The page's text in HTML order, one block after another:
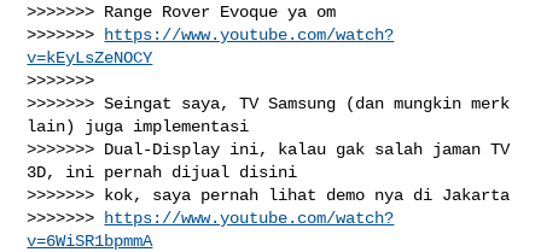
>>>>>>> Range Rover Evoque ya om
>>>>>>>
https://www.youtube.com/watch?
v=kEyLsZeNOCY
>>>>>>>
>>>>>>> Seingat saya, TV Samsung (dan mungkin merk
lain) juga implementasi
>>>>>>> Dual-Display ini, kalau gak salah jaman TV
3D, ini pernah dijual disini
>>>>>>> kok, saya pernah lihat demo nya di Jakarta
>>>>>>>
https://www.youtube.com/watch?
v=6WiSR1bpmmA